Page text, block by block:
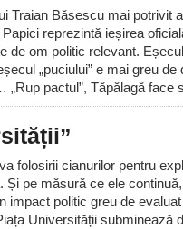
Traian Băsescu mai potrivit
reprezintă ieșirea
de om politic relevant.
„puciului” e mai greu
pactul”, Tăpălagă face
folosirii cianurilor pentru
Și pe măsură ce ele
impact politic greu de
Universității subminează